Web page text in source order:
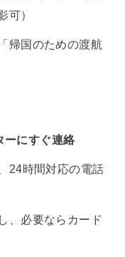
可）
帰国のための渡航
ーにすぐ連絡
24時間対応の電話
、必要ならカード